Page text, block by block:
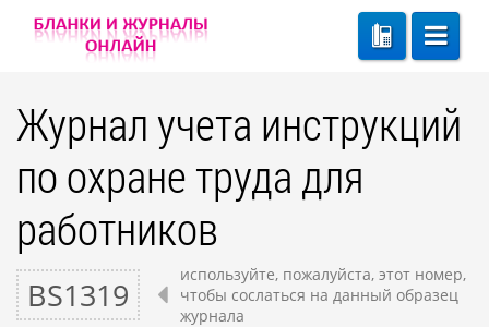
Журнал учета инструкций
по охране труда для
работников
BS1319
используйте, пожалуйста, этот номер,
чтобы сослаться на данный образец
журнала